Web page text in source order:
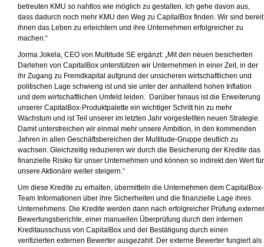
betreuten KMU so nahtlos wie möglich zu gestalten. Ich gehe davon aus,
dass dadurch noch mehr KMU den Weg zu CapitalBox finden. Wir sind
ihnen das Leben zu erleichtern und ihre Unternehmen erfolgreicher zu
machen.“
Jorma Jokela, CEO von Multitude SE ergänzt: „Mit den neuen besicherten
Darlehen von CapitalBox unterstützen wir Unternehmen in einer Zeit, in der
ihr Zugang zu Fremdkapital aufgrund der unsicheren wirtschaftlichen und
politischen Lage schwierig ist und sie unter der anhaltend hohen Inflation
und dem wirtschaftlichen Umfeld leiden. Darüber hinaus ist die Erweiterung
unserer CapitalBox-Produktpalette ein wichtiger Schritt hin zu mehr
Wachstum und ist Teil unserer im letzten Jahr vorgestellten neuen Strategie.
Damit unterstreichen wir einmal mehr unsere Ambition, in den kommenden
Jahren in allen Geschäftsbereichen der Multitude-Gruppe deutlich zu
wachsen. Gleichzeitig reduzieren wir durch die Besicherung der Kredite das
finanzielle Risiko für unser Unternehmen und können so indirekt den Wert für
unsere Aktionäre weiter steigern.“
Um diese Kredite zu erhalten, übermitteln die Unternehmen dem CapitalBox-
Team Informationen über ihre Sicherheiten und die finanzielle Lage ihres
Unternehmens. Die Kredite werden dann nach erfolgreicher Prüfung externer
Bewertungsberichte, einer manuellen Überprüfung durch den internen
Kreditausschuss von CapitalBox und der Bestätigung durch einen
verifizierten externen Bewerter ausgezahlt. Der externe Bewerter fungiert als